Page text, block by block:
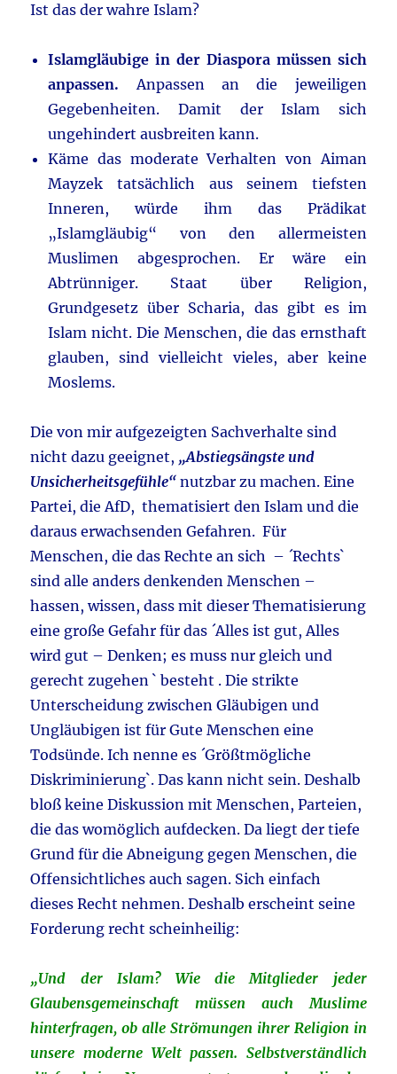
Ist das der wahre Islam?
Islamgläubige in der Diaspora müssen sich
anpassen. Anpassen an die jeweiligen
Gegebenheiten. Damit der Islam sich
ungehindert ausbreiten kann.
Käme das moderate Verhalten von Aiman
Mayzek tatsächlich aus seinem tiefsten
Inneren, würde ihm das Prädikat
„Islamgläubig“ von den allermeisten
Muslimen abgesprochen. Er wäre ein
Abtrünniger. Staat über Religion,
Grundgesetz über Scharia, das gibt es im
Islam nicht. Die Menschen, die das ernsthaft
glauben, sind vielleicht vieles, aber keine
Moslems.
Die von mir aufgezeigten Sachverhalte sind
nicht dazu geeignet, „Abstiegsängste und
Unsicherheitsgefühle“ nutzbar zu machen. Eine
Partei, die AfD, thematisiert den Islam und die
daraus erwachsenden Gefahren. Für
Menschen, die das Rechte an sich – ´Rechts`
sind alle anders denkenden Menschen –
hassen, wissen, dass mit dieser Thematisierung
eine große Gefahr für das ´Alles ist gut, Alles
wird gut – Denken; es muss nur gleich und
gerecht zugehen ` besteht . Die strikte
Unterscheidung zwischen Gläubigen und
Ungläubigen ist für Gute Menschen eine
Todsünde. Ich nenne es ´Größtmögliche
Diskriminierung`. Das kann nicht sein. Deshalb
bloß keine Diskussion mit Menschen, Parteien,
die das womöglich aufdecken. Da liegt der tiefe
Grund für die Abneigung gegen Menschen, die
Offensichtliches auch sagen. Sich einfach
dieses Recht nehmen. Deshalb erscheint seine
Forderung recht scheinheilig:
„Und der Islam? Wie die Mitglieder jeder
Glaubensgemeinschaft müssen auch Muslime
hinterfragen, ob alle Strömungen ihrer Religion in
unsere moderne Welt passen. Selbstverständlich